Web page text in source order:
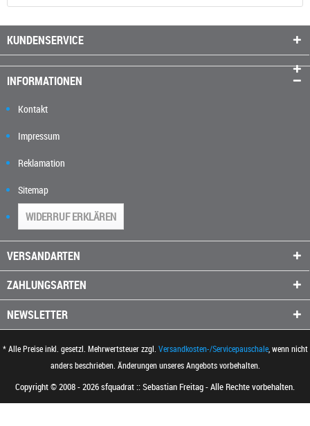
KUNDENSERVICE
INFORMATIONEN
Kontakt
Impressum
Reklamation
Sitemap
WIDERRUF ERKLÄREN
VERSANDARTEN
ZAHLUNGSARTEN
NEWSLETTER
* Alle Preise inkl. gesetzl. Mehrwertsteuer zzgl. Versandkosten-/Servicepauschale, wenn nicht
anders beschrieben. Änderungen unseres Angebots vorbehalten.
Copyright © 2008 - 2026 sfquadrat :: Sebastian Freitag - Alle Rechte vorbehalten.